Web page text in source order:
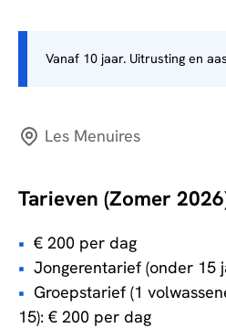
Vanaf 10 jaar. Uitrusting en
Les Menuires
Tarieven (Zomer
€ 200 per dag
Jongerentarief (onder 15
Groepstarief (1
15): € 200 per dag